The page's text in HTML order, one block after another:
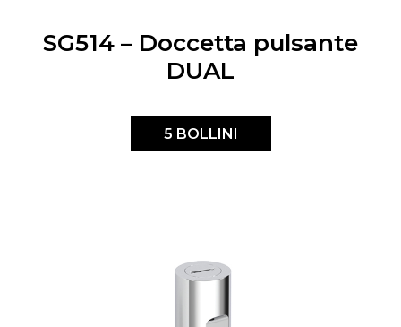
SG514 – Doccetta pulsante
DUAL
5 BOLLINI
Français